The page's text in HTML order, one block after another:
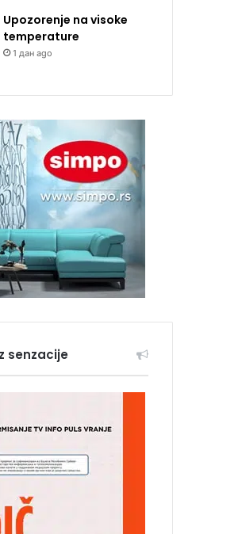
Upozorenje na visoke
temperature
1 дан ago
senzacije